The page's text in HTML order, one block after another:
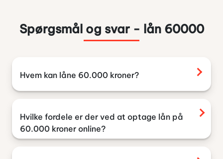
Spørgsmål og svar - lån 60000
Hvem kan låne 60.000 kroner?
Som vi har været omkring i guiden, så vil de
privatøkonomi kunne låne 60.000 kr. Lever du
op til de krav, der gør sig gældende mht. alder,
økonomi og eventuelle andre ting, så vil du med
Hvilke fordele er der ved at optage lån på
60.000 kroner online?
Du kan låne 60.000 kr. på flere forskellige
måder. En af måderne – vel at mærke den mest